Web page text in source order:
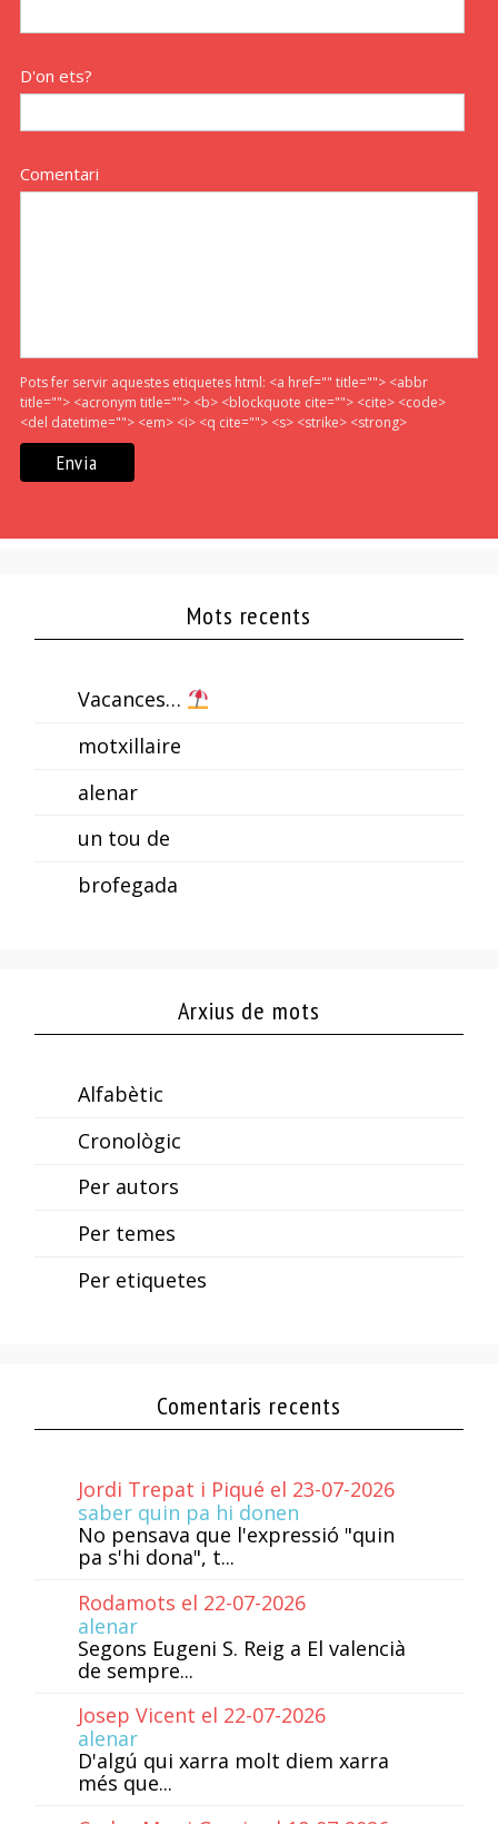
D'on ets?
Comentari
Pots fer servir aquestes etiquetes html: <a href="" title=""> <abbr
title=""> <acronym title=""> <b> <blockquote cite=""> <cite> <code>
<del datetime=""> <em> <i> <q cite=""> <s> <strike> <strong>
Mots recents
Vacances…
motxillaire
alenar
un tou de
brofegada
Arxius de mots
Alfabètic
Cronològic
Per autors
Per temes
Per etiquetes
Comentaris recents
Jordi Trepat i Piqué el 23-07-2026
saber quin pa hi donen
No pensava que l'expressió "quin
pa s'hi dona", t...
Rodamots el 22-07-2026
alenar
Segons Eugeni S. Reig a El valencià
de sempre...
Josep Vicent el 22-07-2026
alenar
D'algú qui xarra molt diem xarra
més que...